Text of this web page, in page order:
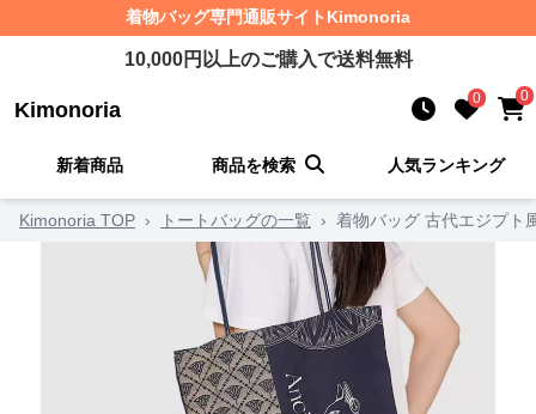
着物バッグ専門通販サイト Kimonoria
10,000円以上のご購入で送料無料
Kimonoria 0 0
新着商品 商品を検索 人気ランキング
Kimonoria TOP › トートバッグの一覧 › 着物バッグ 古代エジプト